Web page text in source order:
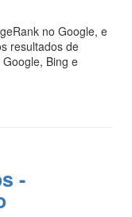
no Google, e
resultados de
Bing e
-